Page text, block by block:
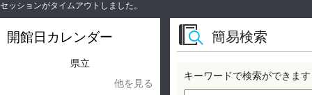
セッションがタイムアウトしました。
開館日カレンダー
県立
他を見る
簡易検索
キーワードで検索ができます